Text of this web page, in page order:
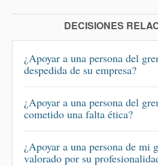
DECISIONES
¿Apoyar a una persona del
despedida de su empresa?
¿Apoyar a una persona del
cometido una falta ética?
¿Apoyar a una persona de mi
valorado por su